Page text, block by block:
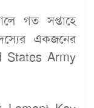
গত সপ্তাহে
একজনের
States Army